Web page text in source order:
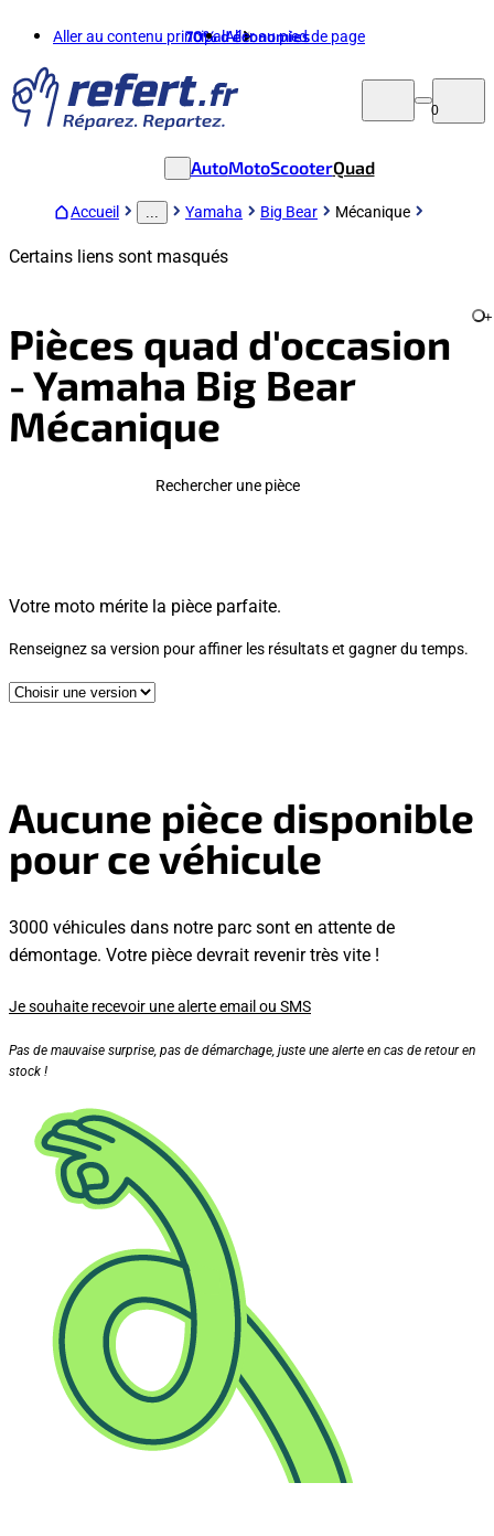
Aller au contenu principalAller au pied de page
70%d'économies
0
AutoMotoScooterQuad
Accueil Yamaha Big Bear Mécanique
Certains liens sont masqués
Pièces quad d'occasion
- Yamaha Big Bear
Mécanique
+
Rechercher une pièce
Votre moto mérite la pièce parfaite.
Renseignez sa version pour affiner les résultats et gagner du temps.
Aucune pièce disponible
pour ce véhicule
3000 véhicules dans notre parc sont en attente de
démontage. Votre pièce devrait revenir très vite !
Je souhaite recevoir une alerte email ou SMS
Pas de mauvaise surprise, pas de démarchage, juste une alerte en cas de retour en
stock !